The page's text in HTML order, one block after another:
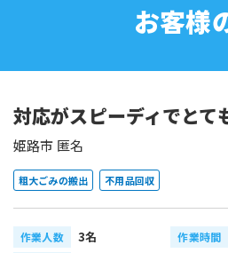
お客様
対応がスピーディでとて
姫路市 匿名
粗大ごみの搬出 不用品回収
作業人数 3名 作業時間